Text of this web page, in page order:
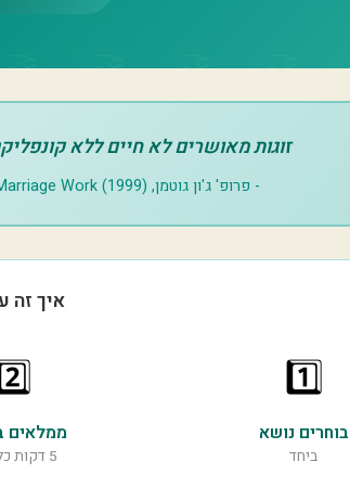
זוגות מאושרים לא חיים ללא
- פרופ' ג'ון גוטמן, The Seven Principles for Making Marriage Work (1999)
איך זה
1️⃣
בוחרים נושא
ביחד
ממלאים
5 דקות כל אחד